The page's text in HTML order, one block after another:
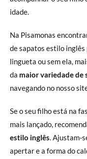
idade.
Na Pisamonas
de sapatos estilo inglês
lingueta ou sem ela,
da maior variedade de
navegando no nosso
Se o seu filho está na
mais lançado,
estilo inglês. Ajustam-
apertar e a forma do